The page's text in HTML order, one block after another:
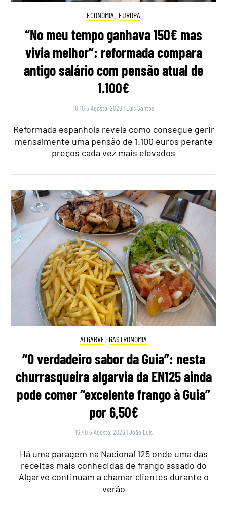
ECONOMIA , EUROPA
“No meu tempo ganhava 150€ mas
vivia melhor”: reformada compara
antigo salário com pensão atual de
1.100€
16:10 5 Agosto, 2026 | Luís Santos
Reformada espanhola revela como consegue gerir
mensalmente uma pensão de 1.100 euros perante
preços cada vez mais elevados
ALGARVE, GASTRONOMIA
“O verdadeiro sabor da Guia”: nesta
churrasqueira algarvia da EN125 ainda
pode comer “excelente frango à Guia”
por 6,50€
16:40 5 Agosto, 2026 |João Luís
Há uma paragem na Nacional 125 onde uma das
receitas mais conhecidas de frango assado do
Algarve continuam a chamar clientes durante o
verão